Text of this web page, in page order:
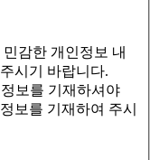
감한 개인정보 내
시기 바랍니다.
보를 기재하셔야
보를 기재하여 주시